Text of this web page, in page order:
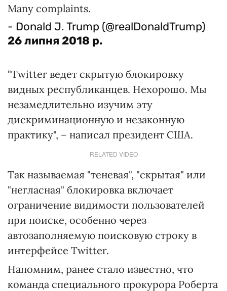
Many complaints.
- Donald J. Trump (@realDonaldTrump)
26 липня 2018 р.
"Twitter ведет скрытую блокировку
видных республиканцев. Нехорошо. Мы
незамедлительно изучим эту
дискриминационную и незаконную
практику", – написал президент США.
RELATED VIDEO
Так называемая "теневая", "скрытая" или
"негласная" блокировка включает
ограничение видимости пользователей
при поиске, особенно через
автозаполняемую поисковую строку в
интерфейсе Twitter.
Напомним, ранее стало известно, что
команда специального прокурора Роберта